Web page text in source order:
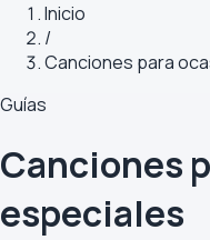
Inicio
/
Canciones para
Guías
Canciones
especiales